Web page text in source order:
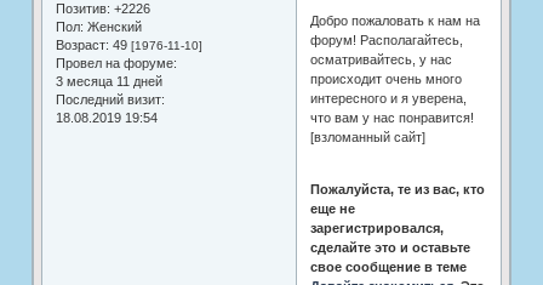
Позитив: +2226
Пол: Женский
Возраст: 49 [1976-11-10]
Провел на форуме:
3 месяца 11 дней
Последний визит:
18.08.2019 19:54
Добро пожаловать к нам на
форум! Располагайтесь,
осматривайтесь, у нас
происходит очень много
интересного и я уверена,
что вам у нас понравится!
[взломанный сайт]
Пожалуйста, те из вас, кто
еще не
зарегистрировался,
сделайте это и оставьте
свое сообщение в теме